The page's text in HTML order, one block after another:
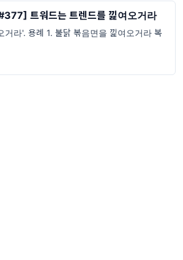
(117)
#유행어 (57)
(29)
#트렌드어워드레터 (26)
(26)
#트렌드어워드뉴스레터 (26)
(21)
재 (18)
트워드는 트렌드를 낉여오거라
라'. 용례 1. 불닭 볶음면을 낉여오거라 복